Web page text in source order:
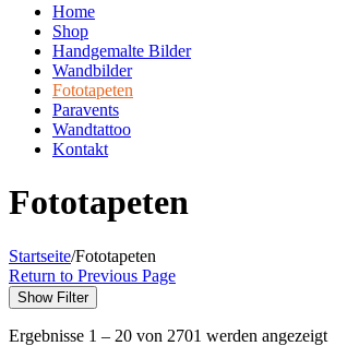
Home
Shop
Handgemalte Bilder
Wandbilder
Fototapeten
Paravents
Wandtattoo
Kontakt
Fototapeten
Startseite/Fototapeten
Return to Previous Page
Show Filter
Ergebnisse 1 – 20 von 2701 werden angezeigt